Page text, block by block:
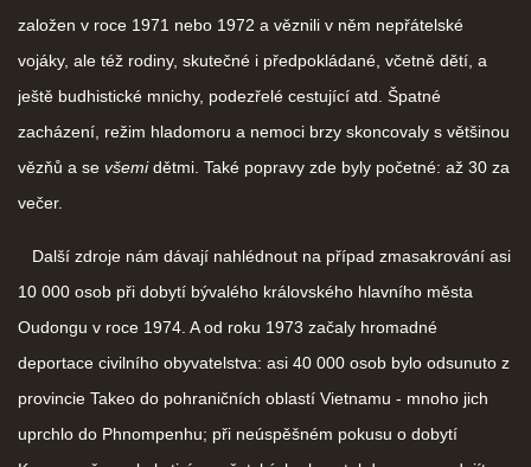
založen v roce 1971 nebo 1972 a věznili v něm nepřátelské
vojáky, ale též rodiny, skutečné i předpokládané, včetně dětí, a
ještě budhistické mnichy, podezřelé cestující atd. Špatné
zacházení, režim hladomoru a nemoci brzy skoncovaly s většinou
vězňů a se všemidětmi. Také popravy zde byly početné: až 30 za
večer.
Další zdroje nám dávají nahlédnout na případ zmasakrování asi
10 000 osob při dobytí bývalého královského hlavního města
Oudongu v roce 1974. A od roku 1973 začaly hromadné
deportace civilního obyvatelstva: asi 40 000 osob bylo odsunuto z
provincie Takeo do pohraničních oblastí Vietnamu - mnoho jich
uprchlo do Phnompenhu; při neúspěšném pokusu o dobytí